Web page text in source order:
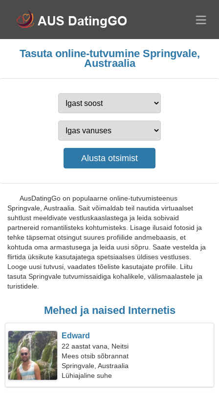
Tasuta online-tutvumine Springvale,
Austraalia
AusDatingGo on populaarne online-tutvumisteenus
Springvale, Austraalia. Sait võimaldab teil nautida virtuaalset
suhtlust meeldivate vestluskaaslastega ja leida sobivaid
partnereid romantilisteks kohtumisteks. Lisage ilusaid fotosid ja
tehke täpsemat otsingut suures profiilide andmebaasis, et
kohtuda oma armastusega ja leida uusi sõpru. Saate vestelda ja
flirtida üksikute kasutajatega spetsiaalses üldises vestluses.
Looge uusi tutvusi, vaadates tõeliste kasutajate profiile. Liitu
tasuta Springvale tutvumissaidiga kohalikele, välismaalastele ja
turistidele.
Mehed ja naised Internetis
Edward
22 aastat vana, Neitsi
Mees otsib sõbrannat
Springvale, Austraalia
Lühiajaline suhe